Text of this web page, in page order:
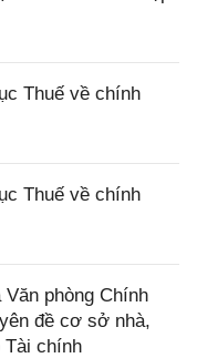
Thuế về chính
Thuế về chính
phòng Chính
đề cơ sở nhà,
Tài chính